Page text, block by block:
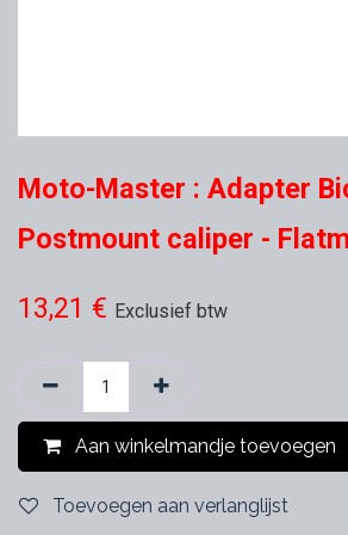
Moto-Master : Adapter
Postmount caliper -
13,21 € Exclusief btw
Aan winkelmandje toevoegen
Toevoegen aan verlanglijst